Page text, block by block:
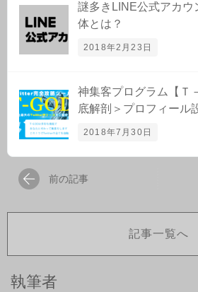
謎多きLINE公式アカウ
体とは？
2018年2月23日
神集客プログラム【Ｔ
底解剖＞プロフィール
2018年7月30日
前の記事
記事一覧へ
執筆者